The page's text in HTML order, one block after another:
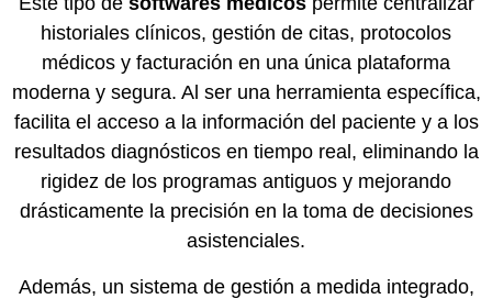
historiales clínicos, gestión de citas, protocolos
médicos y facturación en una única plataforma
moderna y segura. Al ser una herramienta específica,
facilita el acceso a la información del paciente y a los
resultados diagnósticos en tiempo real, eliminando la
rigidez de los programas antiguos y mejorando
drásticamente la precisión en la toma de decisiones
asistenciales.
Además, un sistema de gestión a medida integrado,